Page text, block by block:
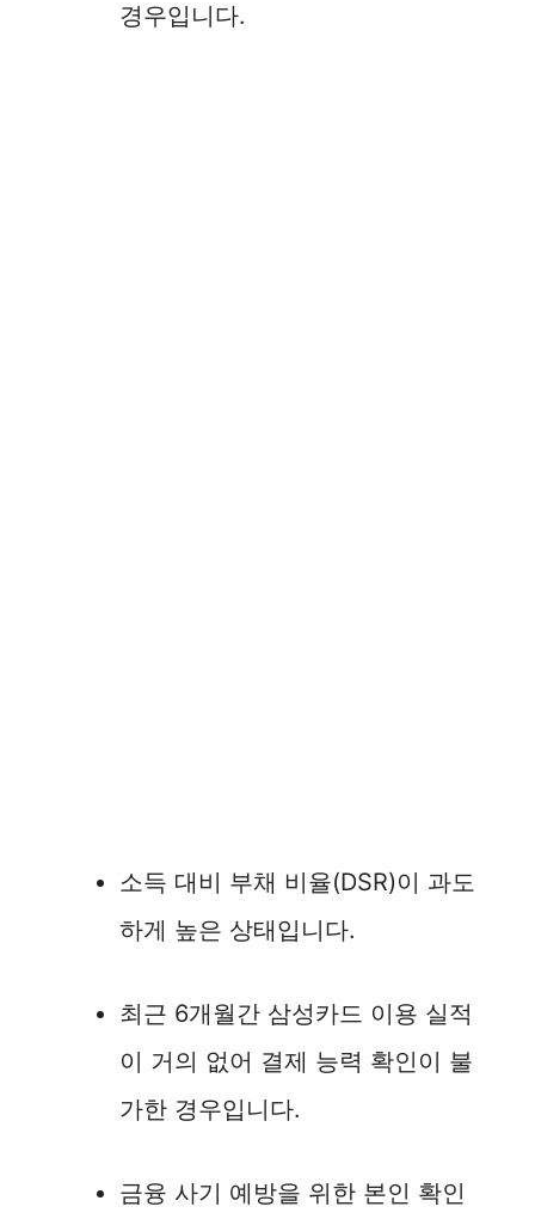
경우입니다.
소득 대비 부채 비율(DSR)이 과도
하게 높은 상태입니다.
최근 6개월간 삼성카드 이용 실적
이 거의 없어 결제 능력 확인이 불
가한 경우입니다.
금융 사기 예방을 위한 본인 확인